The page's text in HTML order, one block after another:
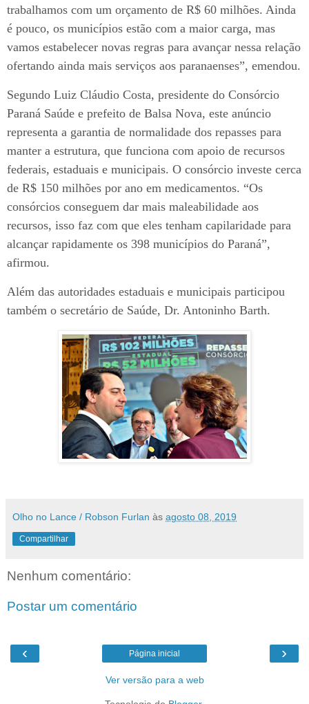
trabalhamos com um orçamento de R$ 60 milhões. Ainda
é pouco, os municípios estão com a maior carga, mas
vamos estabelecer novas regras para avançar nessa relação
ofertando ainda mais serviços aos paranaenses”, emendou.
Segundo Luiz Cláudio Costa, presidente do Consórcio
Paraná Saúde e prefeito de Balsa Nova, este anúncio
representa a garantia de normalidade dos repasses para
manter a estrutura, que funciona com apoio de recursos
federais, estaduais e municipais. O consórcio investe cerca
de R$ 150 milhões por ano em medicamentos. “Os
consórcios conseguem dar mais maleabilidade aos
recursos, isso faz com que eles tenham capilaridade para
alcançar rapidamente os 398 municípios do Paraná”,
afirmou.
Além das autoridades estaduais e municipais participou
também o secretário de Saúde, Dr. Antoninho Barth.
Olho no Lance / Robson Furlan às agosto 08, 2019
Compartilhar
Nenhum comentário:
Postar um comentário
‹ ›
Página inicial
Ver versão para a web